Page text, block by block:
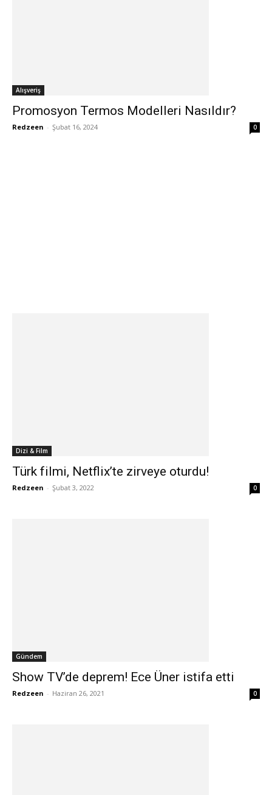
Alışveriş
Promosyon Termos Modelleri Nasıldır?
Redzeen - Şubat 16, 2024 0
Dizi & Film
Türk filmi, Netflix’te zirveye oturdu!
Redzeen - Şubat 3, 2022 0
Gündem
Show TV’de deprem! Ece Üner istifa etti
Redzeen - Haziran 26, 2021 0